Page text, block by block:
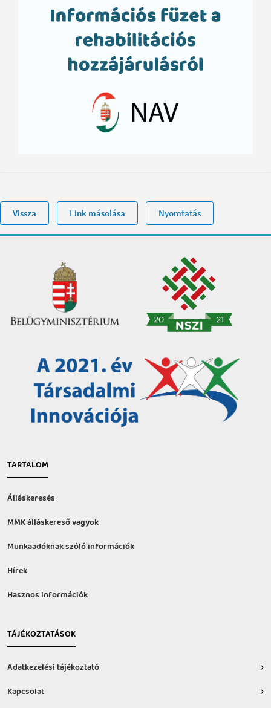
Vissza Link másolása Nyomtatás
TARTALOM
Álláskeresés
MMK álláskereső vagyok
Munkaadóknak szóló információk
Hírek
Hasznos információk
TÁJÉKOZTATÁSOK
Adatkezelési tájékoztató
Kapcsolat